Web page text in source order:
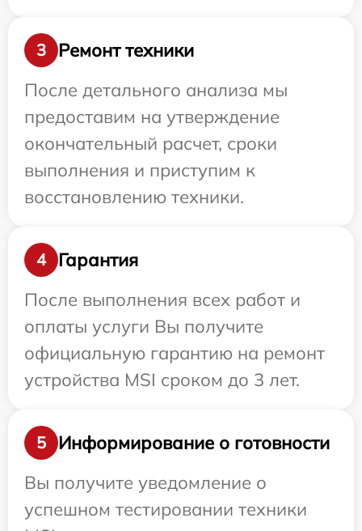
3
Ремонт техники
После детального анализа мы
предоставим на утверждение
окончательный расчет, сроки
выполнения и приступим к
восстановлению техники.
4
Гарантия
После выполнения всех работ и
оплаты услуги Вы получите
официальную гарантию на ремонт
устройства MSI сроком до 3 лет.
5
Информирование о готовности
Вы получите уведомление о
успешном тестировании техники